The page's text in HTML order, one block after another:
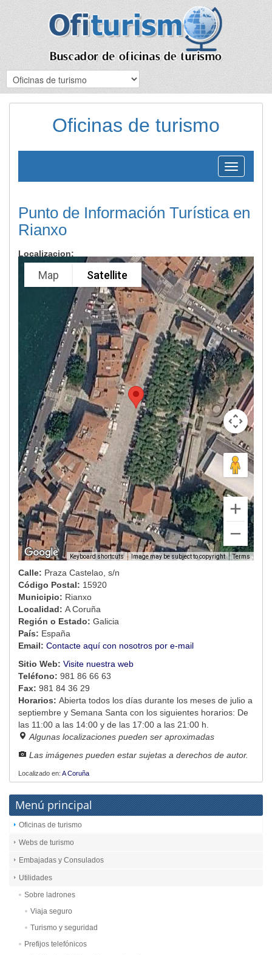
Oficinas de turismo
Toggle
navigation
Punto de Información Turística en
Rianxo
Localizacion:
Map Satellite
Keyboard shortcuts Image may be subject to copyright Terms
Calle: Praza Castelao, s/n
Código Postal: 15920
Municipio: Rianxo
Localidad: A Coruña
Región o Estado: Galicia
País: España
Email: Contacte aquí con nosotros por e-mail
Sitio Web: Visite nuestra web
Teléfono: 981 86 66 63
Fax: 981 84 36 29
Horarios: Abierta todos los días durante los meses de julio a
septiembre y Semana Santa con los siguientes horarios: De
las 11:00 a las 14:00 y de las 17:00 a las 21:00 h.
Algunas localizaciones pueden ser aproximadas
Las imágenes pueden estar sujetas a derechos de autor.
Localizado en: A Coruña
Menú principal
Oficinas de turismo
Webs de turismo
Embajadas y Consulados
Utilidades
Sobre ladrones
Viaja seguro
Turismo y seguridad
Prefijos telefónicos